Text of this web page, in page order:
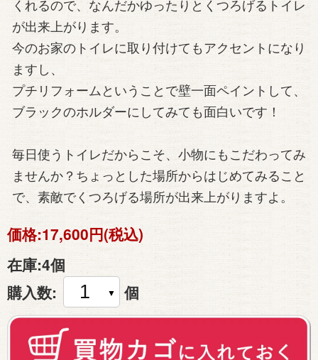
くれるので、なんだかゆったりとくつろげるトイレ
が出来上がります。
今のお家のトイレに取り付けてもアクセントになり
ますし、
プチリフォームということで壁一面ペイントして、
ブラックのホルダーにしてみても面白いです！
毎日使うトイレだからこそ、小物にもこだわってみ
ませんか？ちょっとした場所からはじめてみること
で、素敵でくつろげる場所が出来上がりますよ。
価格:17,600円(税込)
在庫:4個
購入数:
個